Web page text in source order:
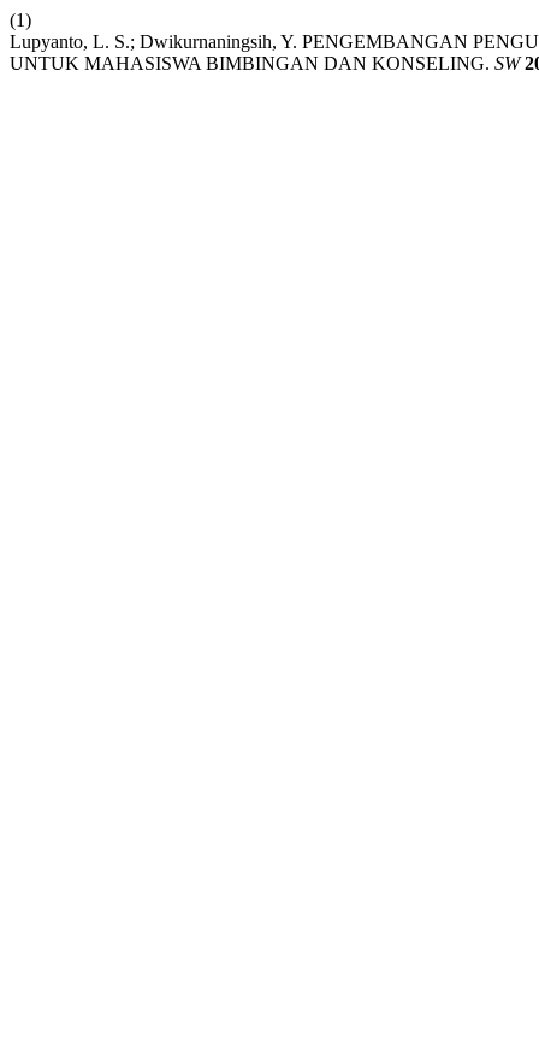
(1)
Lupyanto, L. S.; Dwikurnaningsih, Y. PENGEMBANGAN
UNTUK MAHASISWA BIMBINGAN DAN KONSELING. SW